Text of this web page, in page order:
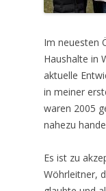
Im neuesten
Haushalte in
aktuelle
in meiner
waren 2005
nahezu
Es ist zu
Wöhrleitner,